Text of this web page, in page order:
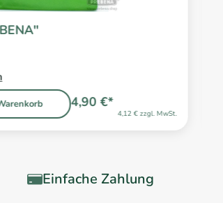
4,12 € zzgl. MwSt.
4,90 €*
Einfache Zahlung